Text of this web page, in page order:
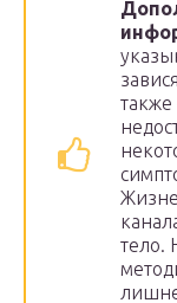
также
тело.